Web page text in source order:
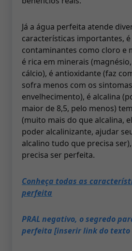
Já a água perfeita atende
características importantes,
contaminantes como cloro e
é rica em minerais
cálcio), é antioxidante (faz
sofra menos com os
envelhecimento), é alcalina
maior de 8,5, pelo menos)
(muito mais do que alcalina,
poder alcalinizante, ajudar
alcalino tudo que precisa
precisa ser perfeita.
Conheça todas as
perfeita
PRAL negativo, o segredo
perfeita [inserir link do texto